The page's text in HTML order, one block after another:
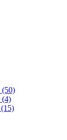
(50)
(4)
(15)